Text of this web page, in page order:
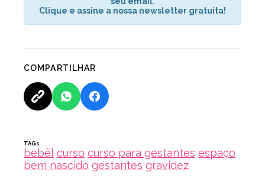
Clique e assine a nossa newsletter gratuita!
COMPARTILHAR
TAGs
bebê] curso curso para gestantes espaço
bem nascido gestantes gravidez